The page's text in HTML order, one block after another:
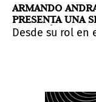
en acto de
paisaje
ARMANDO
PRESENTA UNA
AL KENÉ A UNA
Desde su rol